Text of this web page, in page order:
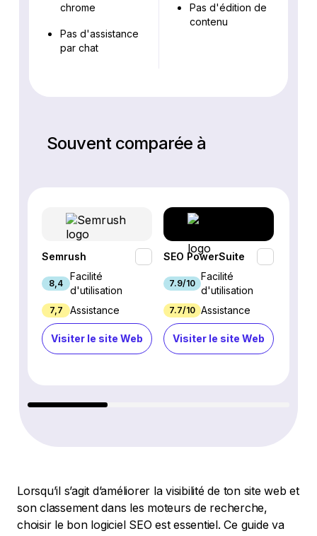
chrome
Pas d'assistance
par chat
Pas d'édition de
contenu
Souvent comparée à
Semrush
8,4
Facilité
d'utilisation
7,7 Assistance
Visiter le site Web
SEO PowerSuite
7.9/10
Facilité
d'utilisation
7.7/10 Assistance
Visiter le site Web
Lorsqu’il s’agit d’améliorer la visibilité de ton site web et
son classement dans les moteurs de recherche,
choisir le bon logiciel SEO est essentiel. Ce guide va